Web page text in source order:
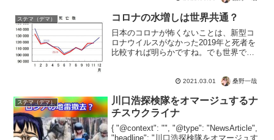
行の「ゾンビ麻薬」フェンタニルが韓国
でも流行に注意！のはずが、密輸の拠点
が名古屋だった事が発覚。...
ステマ（デマ） コロナの水増しは世界共通？
日本のコロナが怖くないことは、新型コ
ロナウイルスがなかった2019年と死者を
比較すれば明らかですね。でも世界では
れだけ新型コロナウイルスのパンデミッ
2021.03.01 桑野一哉
ステマ（デマ）
川口浩探検隊をオマージュするナ
チスウクライナ
{ "@context": "", "@type": "NewsArticle",
"headline": "川口浩探検隊をオマージュす